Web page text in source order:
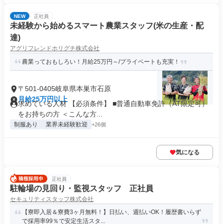
NEW 正社員
未経験から始めるスマート農業スタッフ(米の生産・配
達)
アグリフレンドホリグチ株式会社
農業っておもしろい！月給25万円～/プライベートも充実！
〒501-0405岐阜県本巣市石原
月給25万円以上
求めている人材 【必須条件】 ■普通自動車免許（AT限定可）
をお持ちの方 ＜こんな方...
制服あり 業界未経験歓迎 +26個
気になる
正社員
駐輪場の見回り・監視スタッフ 正社員
セキュリティスタッフ株式会社
【寮即入居＆寮費3ヶ月無料！】日払い、週払いOK！履歴書いらず
で採用率99％で安定生活スタ...